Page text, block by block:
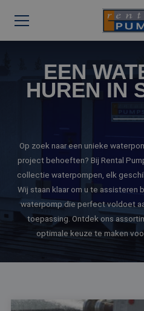
EEN
HUREN IN
Op zoek naar een unieke
project behoeften? Bij Rental
collectie waterpompen, elk
Wij staan klaar om u te assisteren
waterpomp die perfect voldoet
toepassing. Ontdek ons
optimale keuze te maken